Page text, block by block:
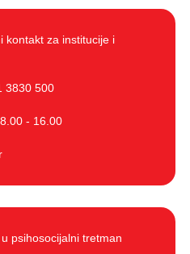
kontakt za institucije i
3830 500
- 16.00
psihosocijalni tretman